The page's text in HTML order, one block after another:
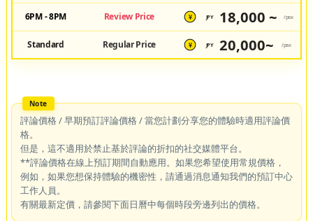
6PM - 8PM Review Price ¥ JPY 18,000 ~ /pax
Standard Regular Price ¥ JPY 20,000~ /pax
評論價格 / 早期預訂評論價格 / 當您計劃分享您的體驗時適用評論價
格。
但是，這不適用於禁止基於評論的折扣的社交媒體平台。
**評論價格在線上預訂期間自動應用。如果您希望使用常規價格，
例如，如果您想保持體驗的機密性，請通過消息通知我們的預訂中心
工作人員。
有關最新定價，請參閱下面日曆中每個時段旁邊列出的價格。